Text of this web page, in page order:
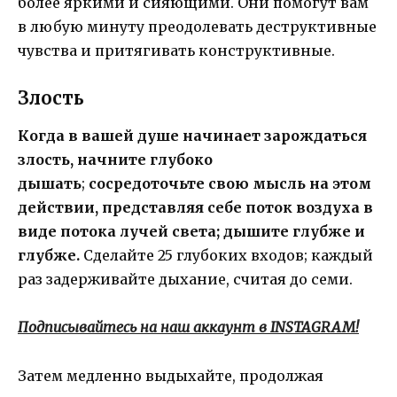
в любую минуту преодолевать деструктивные
чувства и притягивать конструктивные.
Злость
Когда в вашей душе начинает зарождаться
злость, начните глубоко
дышать; сосредоточьте свою мысль на этом
действии, представляя себе поток воздуха в
виде потока лучей света; дышите глубже и
глубже. Сделайте 25 глубоких входов; каждый
раз задерживайте дыхание, считая до семи.
Подписывайтесь на наш аккаунт в INSTAGRAM!
Затем медленно выдыхайте, продолжая